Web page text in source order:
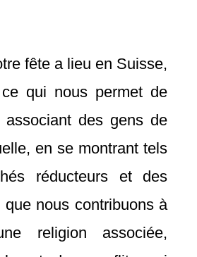
fête a lieu en Suisse,
qui nous permet de
des gens de
en se montrant tels
réducteurs et des
nous contribuons à
religion associée,